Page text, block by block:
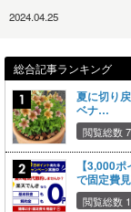
2024.04.25
総合記事ランキング
夏に切り
ベナ…
閲覧総数
【3,000
で固定費
閲覧総数